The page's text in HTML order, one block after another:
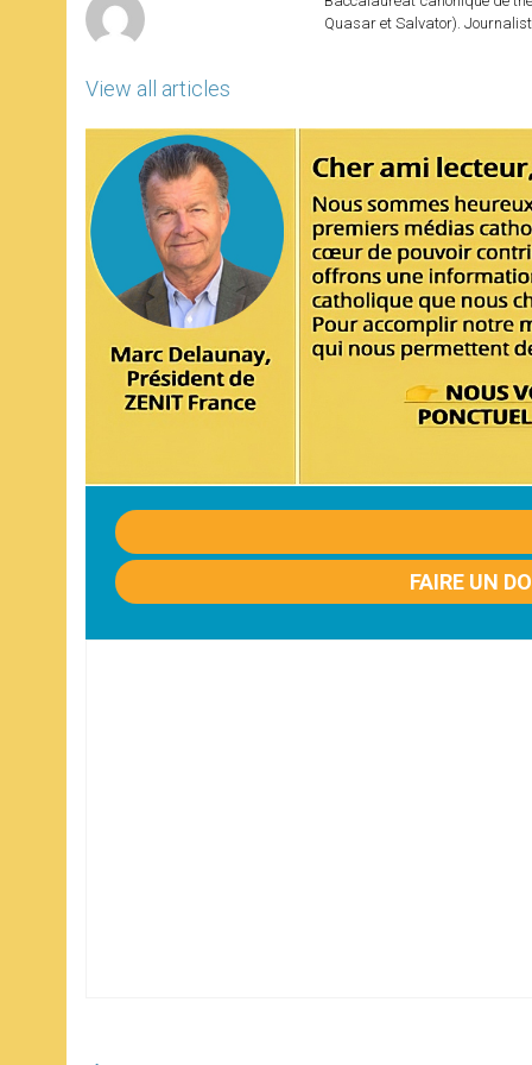
View all articles
Quasar et Salvator).
FAIRE UN